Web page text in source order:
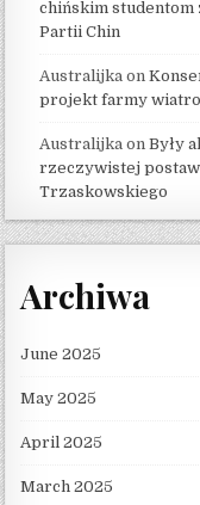
chińskim studentom
Partii Chin
Australijka on
projekt farmy
Australijka onByły
rzeczywistej
Trzaskowskiego
Archiwa
June 2025
May 2025
April 2025
March 2025